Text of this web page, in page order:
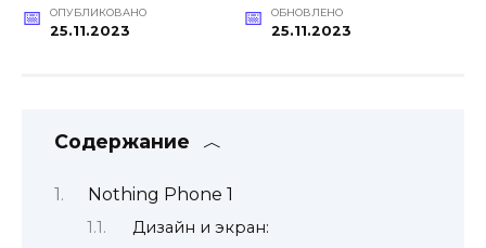
ОПУБЛИКОВАНО
25.11.2023
ОБНОВЛЕНО
25.11.2023
Содержание
Nothing Phone 1
Дизайн и экран: